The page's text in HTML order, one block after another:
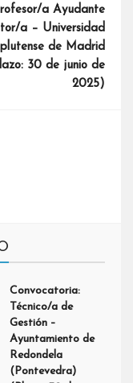
a Ayudante
a – Universidad
de Madrid
30 de junio de
2025)
Convocatoria:
Técnico/a de
Gestión –
Ayuntamiento de
Redondela
(Pontevedra)